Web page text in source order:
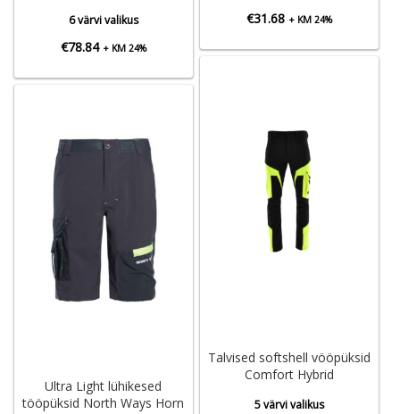
€31.68 + KM 24%
6 värvi valikus
€78.84 + KM 24%
Talvised softshell vööpüksid
Comfort Hybrid
5 värvi valikus
Ultra Light lühikesed
tööpüksid North Ways Horn